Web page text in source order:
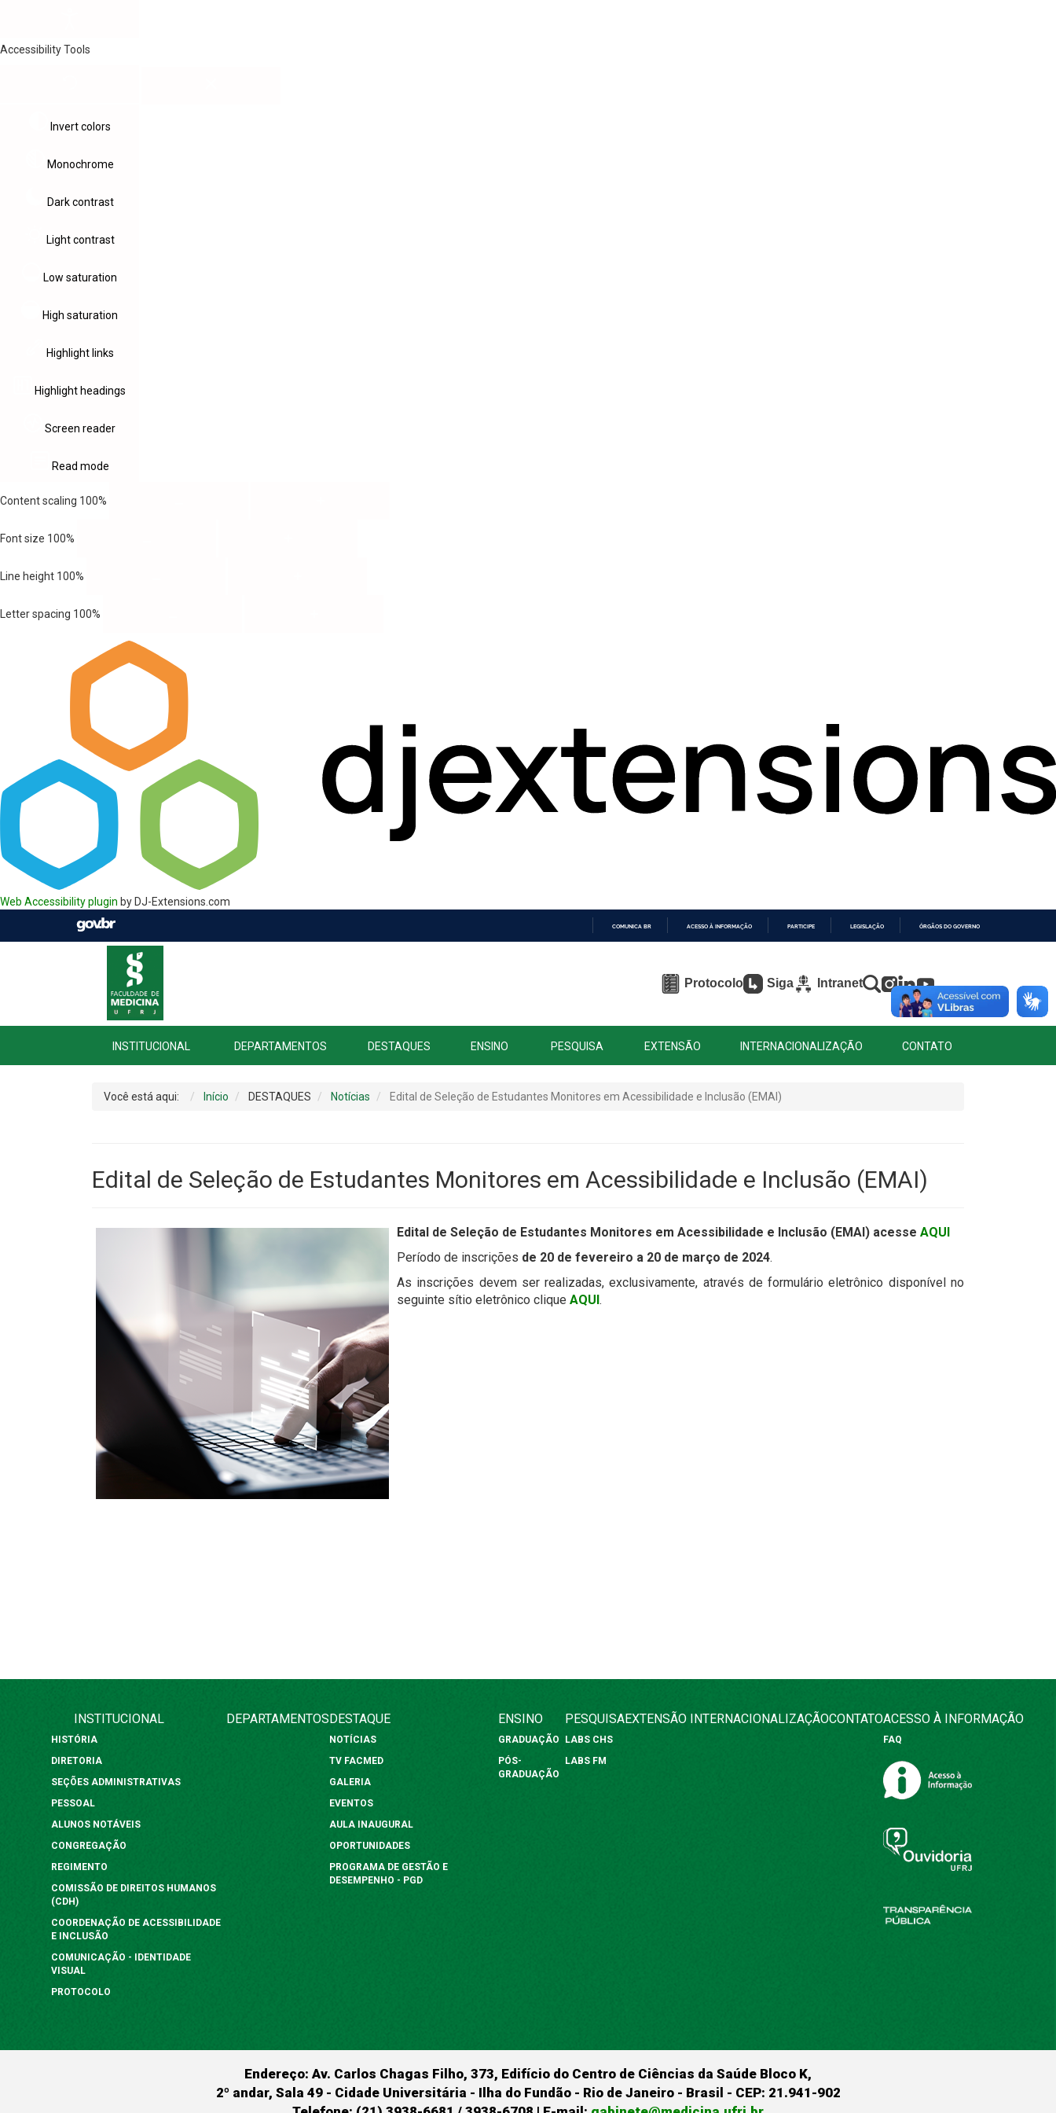
Accessibility Tools
Invert colors
Monochrome
Dark contrast
Light contrast
Low saturation
High saturation
Highlight links
Highlight headings
Screen reader
Read mode
Content scaling 100%
Font size 100%
Line height 100%
Letter spacing 100%
Web Accessibility plugin by DJ-Extensions.com
COMUNICA BR ACESSO À INFORMAÇÃO PARTICIPE LEGISLAÇÃO ÓRGÃOS DO GOVERNO
Protocolo Siga Intranet
INSTITUCIONAL DEPARTAMENTOS DESTAQUES ENSINO PESQUISA EXTENSÃO INTERNACIONALIZAÇÃO CONTATO
Você está aqui: Início DESTAQUES Notícias Edital de Seleção de Estudantes Monitores em Acessibilidade e Inclusão (EMAI)
Edital de Seleção de Estudantes Monitores em Acessibilidade e Inclusão (EMAI)
Edital de Seleção de Estudantes Monitores em Acessibilidade e Inclusão (EMAI) acesse AQUI
Período de inscrições de 20 de fevereiro a 20 de março de 2024.
As inscrições devem ser realizadas, exclusivamente, através de formulário eletrônico disponível no
seguinte sítio eletrônico clique AQUI.
INSTITUCIONAL
HISTÓRIA
DIRETORIA
SEÇÕES ADMINISTRATIVAS
PESSOAL
ALUNOS NOTÁVEIS
CONGREGAÇÃO
REGIMENTO
COMISSÃO DE DIREITOS HUMANOS
(CDH)
COORDENAÇÃO DE ACESSIBILIDADE
E INCLUSÃO
COMUNICAÇÃO - IDENTIDADE
VISUAL
PROTOCOLO
DEPARTAMENTOSDESTAQUE
NOTÍCIAS
TV FACMED
GALERIA
EVENTOS
AULA INAUGURAL
OPORTUNIDADES
PROGRAMA DE GESTÃO E
DESEMPENHO - PGD
ENSINO
GRADUAÇÃO
PÓS-
GRADUAÇÃO
PESQUISA
LABS CHS
LABS FM
EXTENSÃO INTERNACIONALIZAÇÃOCONTATOACESSO À INFORMAÇÃO
FAQ
Endereço: Av. Carlos Chagas Filho, 373, Edifício do Centro de Ciências da Saúde Bloco K,
2º andar, Sala 49 - Cidade Universitária - Ilha do Fundão - Rio de Janeiro - Brasil - CEP: 21.941-902